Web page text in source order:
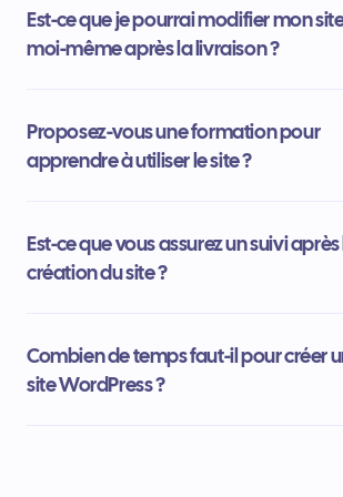
Est-ce que je pourrai modifier mon
moi-même après la livraison ?
Proposez-vous une formation pour
apprendre à utiliser le site ?
Est-ce que vous assurez un suivi
création du site ?
Combien de temps faut-il pour créer
site WordPress ?